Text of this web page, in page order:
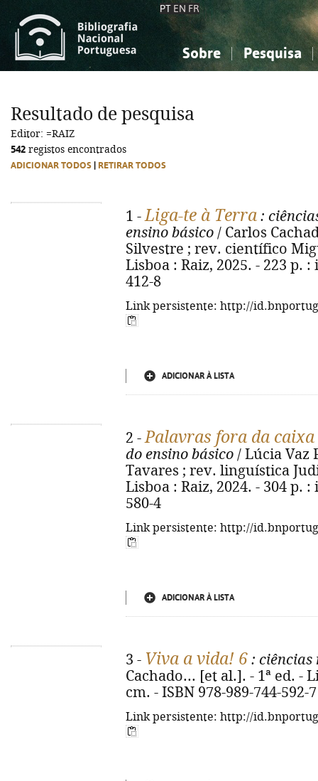
PT EN FR
Sobre Pesquisa
Ciências sociais...
Ciências sociais...
Resultado de pesquisa
Editor: =RAIZ
542 registos encontrados
ADICIONAR TODOS RETIRAR TODOS
1 -Liga-te à Terra :
ensino básico / Carlos
Silvestre ; rev. científico
Lisboa : Raiz, 2025. - 223 p. :
412-8
Link persistente: http://
ADICIONAR À LISTA
2 -Palavras fora da caixa
do ensino básico / Lúcia Vaz
Tavares ; rev. linguística
Lisboa : Raiz, 2024. - 304 p. :
580-4
Link persistente: http://
ADICIONAR À LISTA
3 - Viva a vida! 6 : ciências
Cachado... [et al.]. - 1ª ed. -
cm. - ISBN 978-989-744-592-7
Link persistente: http://